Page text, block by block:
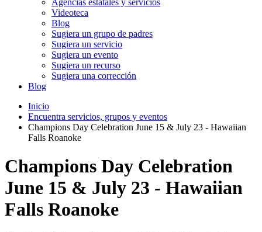
Videoteca
Blog
Sugiera un grupo de padres
Sugiera un servicio
Sugiera un evento
Sugiera un recurso
Sugiera una corrección
Blog
Inicio
Encuentra servicios, grupos y eventos
Champions Day Celebration June 15 & July 23 - Hawaiian
Falls Roanoke
Champions Day Celebration
June 15 & July 23 - Hawaiian
Falls Roanoke